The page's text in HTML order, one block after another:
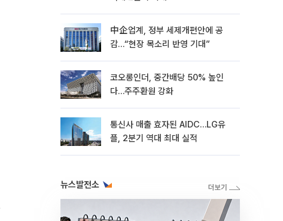
中企업계, 정부 세제개편안에 공
감…“현장 목소리 반영 기대”
코오롱인더, 중간배당 50% 높인
다…주주환원 강화
통신사 매출 효자된 AIDC…LG유
플, 2분기 역대 최대 실적
뉴스발전소